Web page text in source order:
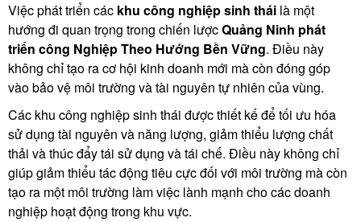
Việc phát triển các khu công nghiệp sinh thái là một
hướng đi quan trọng trong chiến lượcQuảng Ninh phát
triển công Nghiệp Theo Hướng Bền Vững. Điều này
không chỉ tạo ra cơ hội kinh doanh mới mà còn đóng góp
vào bảo vệ môi trường và tài nguyên tự nhiên của vùng.
Các khu công nghiệp sinh thái được thiết kế để tối ưu hóa
sử dụng tài nguyên và năng lượng, giảm thiểu lượng chất
thải và thúc đẩy tái sử dụng và tái chế. Điều này không chỉ
giúp giảm thiểu tác động tiêu cực đối với môi trường mà còn
tạo ra một môi trường làm việc lành mạnh cho các doanh
nghiệp hoạt động trong khu vực.